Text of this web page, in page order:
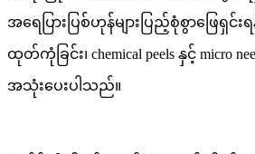
အရေပြားပြစ်ဟုန်များပြည့်စုံစွာဖြေရှင်
ထုတ်ကုံခြင်း၊ chemical peels နှင့် micro
အသုံးပေးပါသည်။